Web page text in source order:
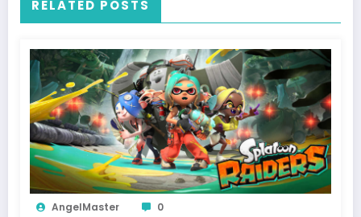
RELATED POSTS
AngelMaster 0